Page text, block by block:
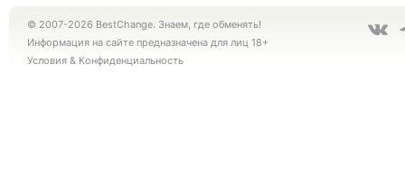
© 2007-2026 BestChange. Знаем, где обменять!
Информация на сайте предназначена для лиц 18+
Условия & Конфиденциальность